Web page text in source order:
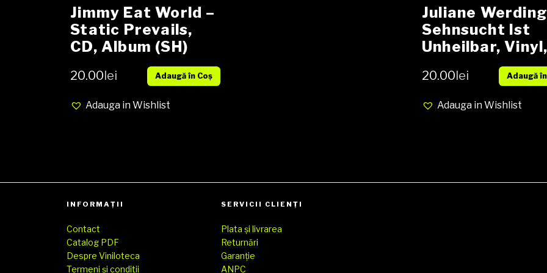
Jimmy Eat World –
Static Prevails,
CD, Album (SH)
20.00lei Adaugă în Coș
Adauga in Wishlist
Juliane
Sehnsucht Ist
Unheilbar, Vinyl,
LP, Album,
EX, Cover VG+
(SH)
20.00lei Adaugă
Adauga in Wishlist
INFORMAȚII
Contact
Catalog PDF
Despre Viniloteca
Termeni și conditii
SERVICII CLIENŢI
Plata și livrarea
Returnări
Garanție
ANPC